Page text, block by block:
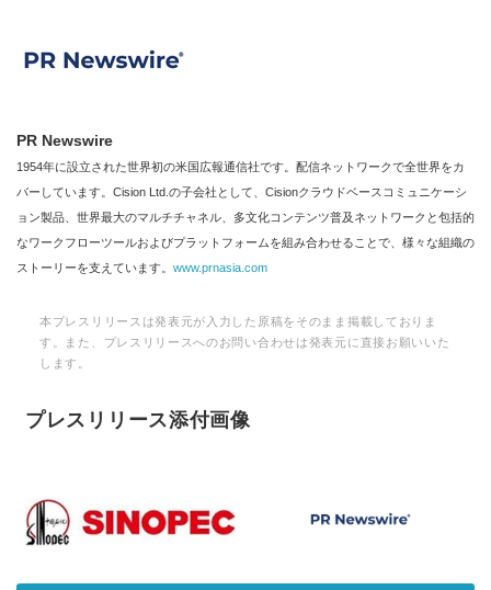
PR Newswire
1954年に設立された世界初の米国広報通信社です。配信ネットワークで全世界をカ
バーしています。Cision Ltd.の子会社として、Cisionクラウドベースコミュニケーシ
ョン製品、世界最大のマルチチャネル、多文化コンテンツ普及ネットワークと包括的
なワークフローツールおよびプラットフォームを組み合わせることで、様々な組織の
ストーリーを支えています。 www.prnasia.com
本プレスリリースは発表元が入力した原稿をそのまま掲載しておりま
す。また、プレスリリースへのお問い合わせは発表元に直接お願いいた
します。
プレスリリース添付画像